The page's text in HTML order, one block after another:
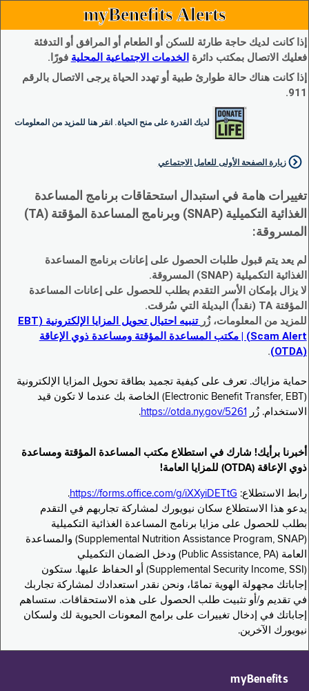
myBenefits Alerts
إذا كانت لديك حاجة طارئة للسكن أو الطعام أو المرافق أو التدفئة
فعليك الاتصال بمكتب دائرة الخدمات الاجتماعية المحلية فورًا.
إذا كانت هناك حالة طوارئ طبية أو تهدد الحياة يرجى الاتصال بالرقم
911.
لديك القدرة على منح الحياة. انقر هنا للمزيد من المعلومات
زيارة الصفحة الأولى للعامل الاجتماعي
تغييرات هامة في استبدال استحقاقات برنامج المساعدة
الغذائية التكميلية (SNAP) وبرنامج المساعدة المؤقتة (TA)
المسروقة:
لم يعد يتم قبول طلبات الحصول على إعانات برنامج المساعدة
الغذائية التكميلية (SNAP) المسروقة.
لا يزال بإمكان الأسر التقدم بطلب للحصول على إعانات المساعدة
المؤقتة TA (نقداً) البديلة التي سُرقت.
للمزيد من المعلومات، زُر
تنبيه احتيال تحويل المزايا الإلكترونية (EBT
Scam Alert) | مكتب المساعدة المؤقتة ومساعدة ذوي الإعاقة
(OTDA)
.
حماية مزاياك. تعرف على كيفية تجميد بطاقة تحويل المزايا الإلكترونية
(Electronic Benefit Transfer, EBT) الخاصة بك عندما لا تكون قيد
الاستخدام. زُر
https://otda.ny.gov/5261
.
أخبرنا برأيك! شارك في استطلاع مكتب المساعدة المؤقتة ومساعدة
ذوي الإعاقة (OTDA) للمزايا العامة!
رابط الاستطلاع: https://forms.office.com/g/iXXyiDETtG
.
يدعو هذا الاستطلاع سكان نيويورك لمشاركة تجاربهم في التقدم
بطلب للحصول على مزايا برنامج المساعدة الغذائية التكميلية
(Supplemental Nutrition Assistance Program, SNAP) والمساعدة
العامة (Public Assistance, PA) ودخل الضمان التكميلي
(Supplemental Security Income, SSI) أو الحفاظ عليها. ستكون
إجاباتك مجهولة الهوية تمامًا، ونحن نقدر استعدادك لمشاركة تجاربك
في تقديم و/أو تثبيت طلب الحصول على هذه الاستحقاقات. ستساهم
إجاباتك في إدخال تغييرات على برامج المعونات الحيوية لك ولسكان
نيويورك الآخرين.
myBenefits